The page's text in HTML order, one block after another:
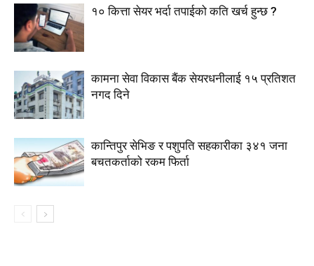
१० कित्ता सेयर भर्दा तपाईको कति खर्च हुन्छ ?
कामना सेवा विकास बैंक सेयरधनीलाई १५ प्रतिशत
नगद दिने
कान्तिपुर सेभिङ र पशुपति सहकारीका ३४१ जना
बचतकर्ताको रकम फिर्ता